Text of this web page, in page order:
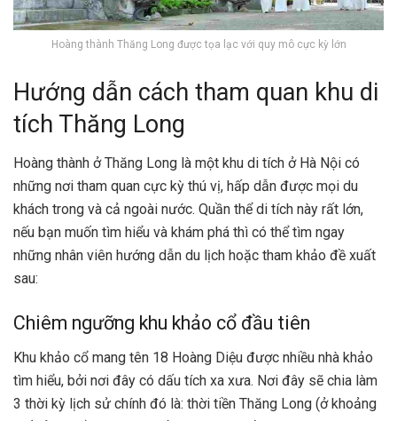
Hoàng thành Thăng Long được tọa lạc với quy mô cực kỳ lớn
Hướng dẫn cách tham quan khu di
tích Thăng Long
Hoàng thành ở Thăng Long là một khu di tích ở Hà Nội có
những nơi tham quan cực kỳ thú vị, hấp dẫn được mọi du
khách trong và cả ngoài nước. Quần thể di tích này rất lớn,
nếu bạn muốn tìm hiểu và khám phá thì có thể tìm ngay
những nhân viên hướng dẫn du lịch hoặc tham khảo đề xuất
sau:
Chiêm ngưỡng khu khảo cổ đầu tiên
Khu khảo cổ mang tên 18 Hoàng Diệu được nhiều nhà khảo
tìm hiểu, bởi nơi đây có dấu tích xa xưa. Nơi đây sẽ chia làm
3 thời kỳ lịch sử chính đó là: thời tiền Thăng Long (ở khoảng